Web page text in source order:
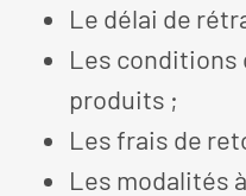
Le délai de
Les conditions
produits ;
Les frais de
Les modalités